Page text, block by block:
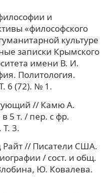
и
«философского
культуре
записки Крымского
имени В. И.
Политология.
6 (72). № 1.
// Камю А.
5 т. / пер. с фр.
3.
Райт // Писатели США.
/ сост. и общ.
Ю. Ковалева.